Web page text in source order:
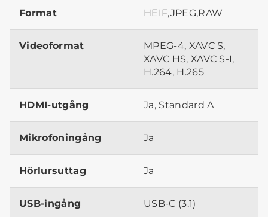
Format HEIF,JPEG,RAW
Videoformat
MPEG-4, XAVC S,
XAVC HS, XAVC S-I,
H.264, H.265
HDMI-utgång Ja, Standard A
Mikrofoningång Ja
Hörlursuttag Ja
USB-ingång USB-C (3.1)